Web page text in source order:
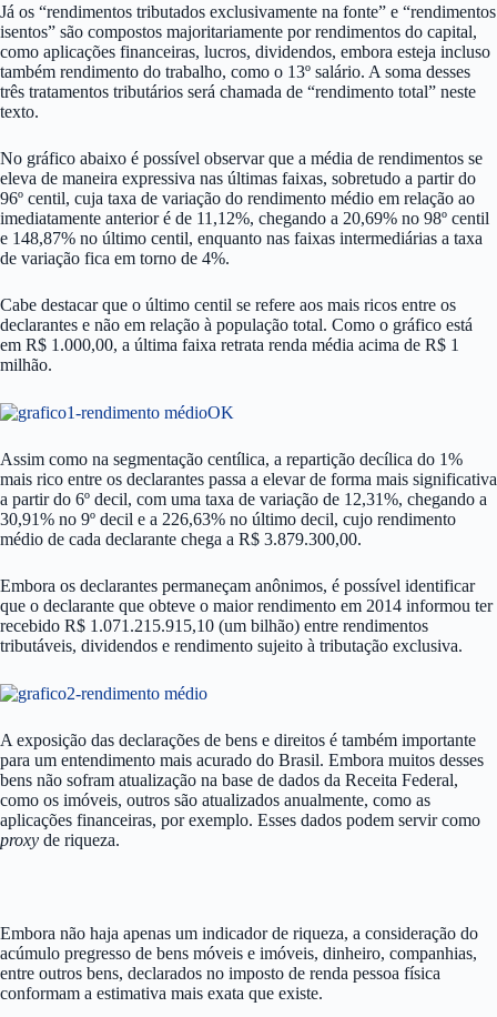
Já os “rendimentos tributados exclusivamente na fonte” e “rendimentos
isentos” são compostos majoritariamente por rendimentos do capital,
como aplicações financeiras, lucros, dividendos, embora esteja incluso
também rendimento do trabalho, como o 13º salário. A soma desses
três tratamentos tributários será chamada de “rendimento total” neste
texto.
No gráfico abaixo é possível observar que a média de rendimentos se
eleva de maneira expressiva nas últimas faixas, sobretudo a partir do
96º centil, cuja taxa de variação do rendimento médio em relação ao
imediatamente anterior é de 11,12%, chegando a 20,69% no 98º centil
e 148,87% no último centil, enquanto nas faixas intermediárias a taxa
de variação fica em torno de 4%.
Cabe destacar que o último centil se refere aos mais ricos entre os
declarantes e não em relação à população total. Como o gráfico está
em R$ 1.000,00, a última faixa retrata renda média acima de R$ 1
milhão.
Assim como na segmentação centílica, a repartição decílica do 1%
mais rico entre os declarantes passa a elevar de forma mais significativa
a partir do 6º decil, com uma taxa de variação de 12,31%, chegando a
30,91% no 9º decil e a 226,63% no último decil, cujo rendimento
médio de cada declarante chega a R$ 3.879.300,00.
Embora os declarantes permaneçam anônimos, é possível identificar
que o declarante que obteve o maior rendimento em 2014 informou ter
recebido R$ 1.071.215.915,10 (um bilhão) entre rendimentos
tributáveis, dividendos e rendimento sujeito à tributação exclusiva.
A exposição das declarações de bens e direitos é também importante
para um entendimento mais acurado do Brasil. Embora muitos desses
bens não sofram atualização na base de dados da Receita Federal,
como os imóveis, outros são atualizados anualmente, como as
aplicações financeiras, por exemplo. Esses dados podem servir como
proxy de riqueza.
Embora não haja apenas um indicador de riqueza, a consideração do
acúmulo pregresso de bens móveis e imóveis, dinheiro, companhias,
entre outros bens, declarados no imposto de renda pessoa física
conformam a estimativa mais exata que existe.